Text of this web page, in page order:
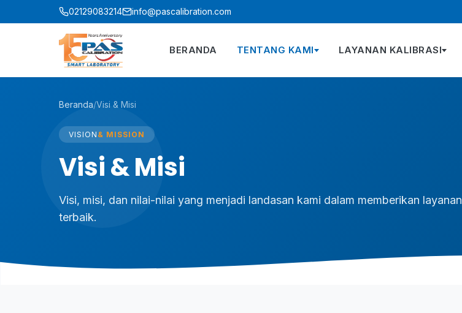
Lewati ke konten02129083214 info@pascalibration.com
BERANDA TENTANG KAMI LAYANAN KALIBRASI
Beranda/Visi & Misi
VISION & MISSION
Visi & Misi
Visi, misi, dan nilai-nilai yang menjadi landasan kami dalam memberikan layanan
terbaik.